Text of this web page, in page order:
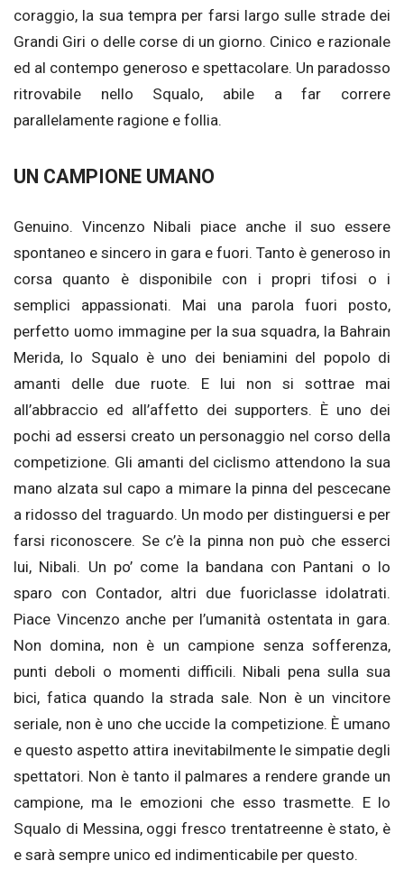
coraggio, la sua tempra per farsi largo sulle strade dei
Grandi Giri o delle corse di un giorno. Cinico e razionale
ed al contempo generoso e spettacolare. Un paradosso
ritrovabile nello Squalo, abile a far correre
parallelamente ragione e follia.
UN CAMPIONE UMANO
Genuino. Vincenzo Nibali piace anche il suo essere
spontaneo e sincero in gara e fuori. Tanto è generoso in
corsa quanto è disponibile con i propri tifosi o i
semplici appassionati. Mai una parola fuori posto,
perfetto uomo immagine per la sua squadra, la Bahrain
Merida, lo Squalo è uno dei beniamini del popolo di
amanti delle due ruote. E lui non si sottrae mai
all’abbraccio ed all’affetto dei supporters. È uno dei
pochi ad essersi creato un personaggio nel corso della
competizione. Gli amanti del ciclismo attendono la sua
mano alzata sul capo a mimare la pinna del pescecane
a ridosso del traguardo. Un modo per distinguersi e per
farsi riconoscere. Se c’è la pinna non può che esserci
lui, Nibali. Un po’ come la bandana con Pantani o lo
sparo con Contador, altri due fuoriclasse idolatrati.
Piace Vincenzo anche per l’umanità ostentata in gara.
Non domina, non è un campione senza sofferenza,
punti deboli o momenti difficili. Nibali pena sulla sua
bici, fatica quando la strada sale. Non è un vincitore
seriale, non è uno che uccide la competizione. È umano
e questo aspetto attira inevitabilmente le simpatie degli
spettatori. Non è tanto il palmares a rendere grande un
campione, ma le emozioni che esso trasmette. E lo
Squalo di Messina, oggi fresco trentatreenne è stato, è
e sarà sempre unico ed indimenticabile per questo.